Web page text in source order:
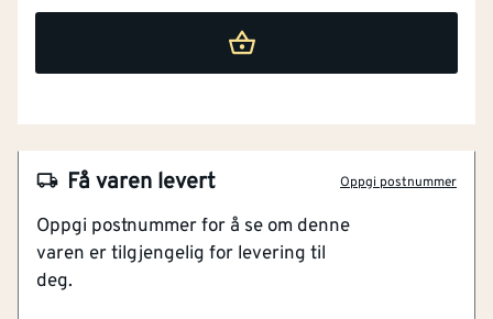
Få varen levert Oppgi postnummer
Oppgi postnummer for å se om denne
varen er tilgjengelig for levering til
deg.